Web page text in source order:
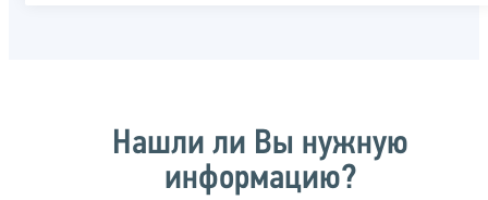
Нашли ли Вы нужную
информацию?